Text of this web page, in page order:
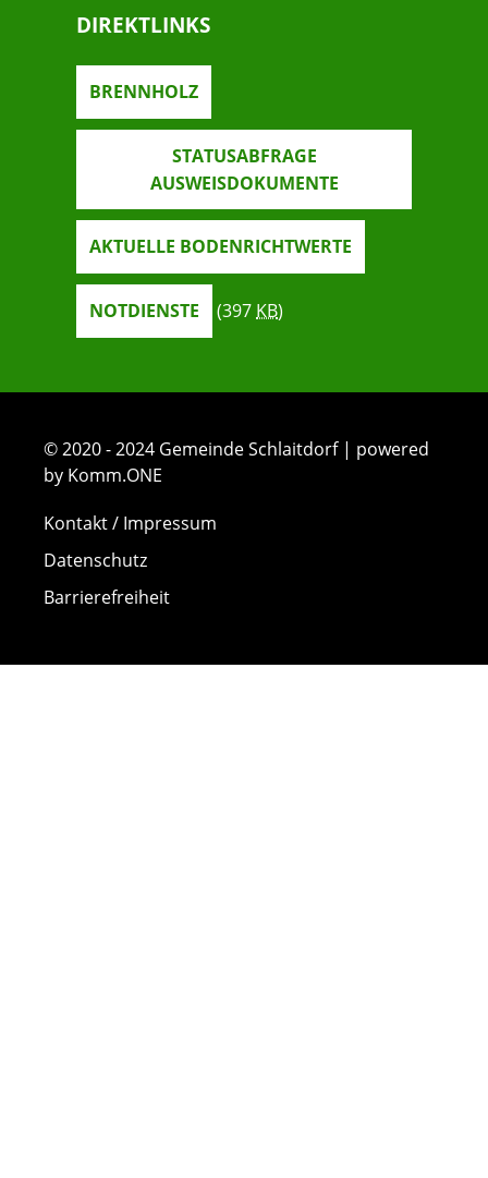
DIREKTLINKS
BRENNHOLZ
STATUSABFRAGE
AUSWEISDOKUMENTE
AKTUELLE BODENRICHTWERTE
NOTDIENSTE (397 KB)
© 2020 - 2024 Gemeinde Schlaitdorf | powered
by Komm.ONE
Kontakt / Impressum
Datenschutz
Barrierefreiheit